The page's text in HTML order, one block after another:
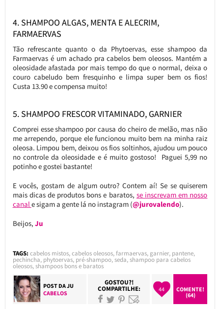
4. SHAMPOO ALGAS, MENTA E ALECRIM,
FARMAERVAS
Tão refrescante quanto o da Phytoervas, esse shampoo da
Farmaervas é um achado pra cabelos bem oleosos. Mantém a
oleosidade afastada por mais tempo do que o normal, deixa o
couro cabeludo bem fresquinho e limpa super bem os fios!
Custa 13.90 e compensa muito!
5. SHAMPOO FRESCOR VITAMINADO, GARNIER
Comprei esse shampoo por causa do cheiro de melão, mas não
me arrependo, porque ele funcionou muito bem na minha raiz
oleosa. Limpou bem, deixou os fios soltinhos, ajudou um pouco
no controle da oleosidade e é muito gostoso! Paguei 5,99 no
potinho e gostei bastante!
E vocês, gostam de algum outro? Contem aí! Se se quiserem
mais dicas de produtos bons e baratos, se inscrevam em nosso
canale sigam a gente lá no instagram (@jurovalendo).
Beijos, Ju
TAGS: cabelos mistos,cabelos oleosos,farmaervas, garnier, pantene,
pechincha, phytoervas, pré-shampoo,seda,shampoo para cabelos
oleosos,shampoos bons e baratos
POST DAJU
CABELOS
GOSTOU?!
COMPARTILHE: 44
COMENTE!
(64)